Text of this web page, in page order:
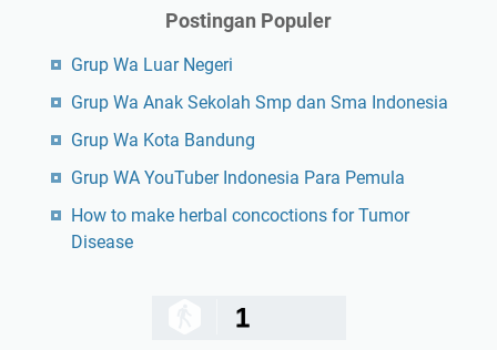
Postingan Populer
Grup Wa Luar Negeri
Grup Wa Anak Sekolah Smp dan Sma Indonesia
Grup Wa Kota Bandung
Grup WA YouTuber Indonesia Para Pemula
How to make herbal concoctions for Tumor
Disease
1